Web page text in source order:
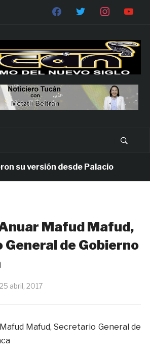
versión desde Palacio
Mafud Mafud,
de Gobierno
25 abril, 2017
Mafud, Secretario General de